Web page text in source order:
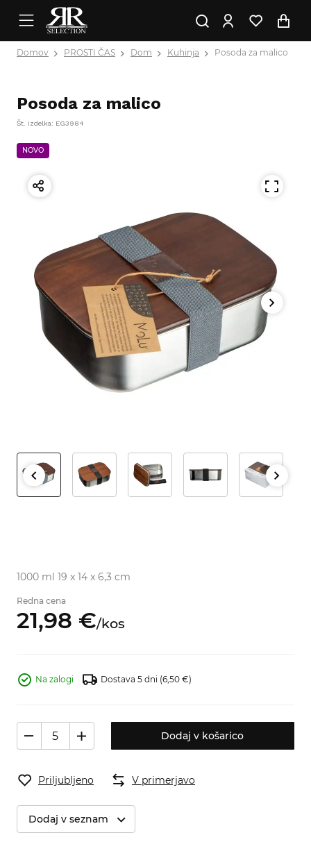
Domov PROSTI ČAS Dom Kuhinja Posoda za malico
Posoda za malico
Št. izdelka: EG3984
NOVO
1000 ml 19 x 14 x 6,3 cm
Redna cena
21,98 €/kos
Na zalogi Dostava 5 dni (6,50 €)
Dodaj v košarico
Priljubljeno V primerjavo
Dodaj v seznam